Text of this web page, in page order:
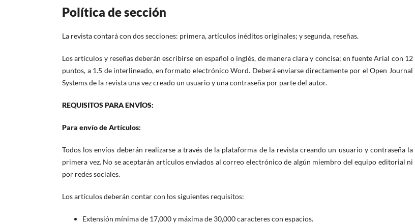
Política de sección
La revista contará con dos secciones: primera, artículos inéditos originales; y segunda, reseñas.
Los artículos y reseñas deberán escribirse en español o inglés, de manera clara y concisa; en fuente Arial con 12
puntos, a 1.5 de interlineado, en formato electrónico Word. Deberá enviarse directamente por el Open Journal
Systems de la revista una vez creado un usuario y una contraseña por parte del autor.
REQUISITOS PARA ENVÍOS:
Para envío de Artículos:
Todos los envíos deberán realizarse a través de la plataforma de la revista creando un usuario y contraseña la
primera vez. No se aceptarán artículos enviados al correo electrónico de algún miembro del equipo editorial ni
por redes sociales.
Los artículos deberán contar con los siguientes requisitos:
Extensión mínima de 17,000 y máxima de 30,000 caracteres con espacios.